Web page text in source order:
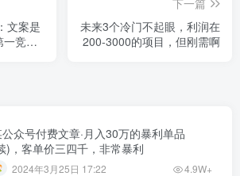
文案是
一竞争
下一篇
未来3个冷门不起眼，利润在
200-3000的项目，但刚需啊
众号付费文章·月入30万的暴利单品
)，客单价三四千，非常暴利
2024年3月25日 17:22 4.9W+